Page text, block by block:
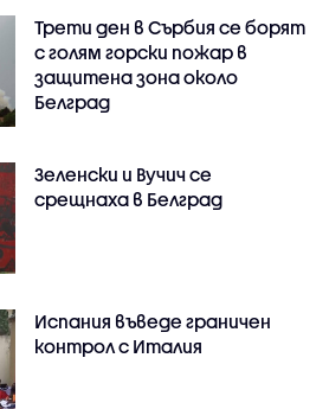
Трети ден в Сърбия се борят
с голям горски пожар в
защитена зона около
Белград
Зеленски и Вучич се
срещнаха в Белград
Испания въведе граничен
контрол с Италия